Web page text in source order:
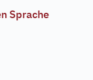
Sprache